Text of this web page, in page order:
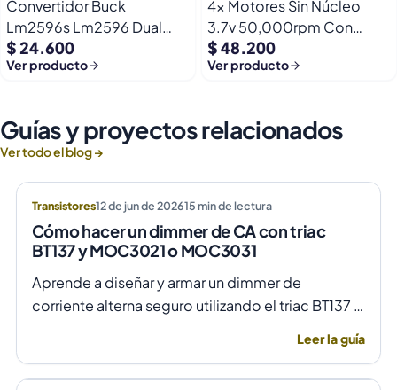
Convertidor Buck
Lm2596s Lm2596 Dual
Usb 9-36v A 5v Dc Jack
$ 24.600
Ver producto
4x Motores Sin Núcleo
3.7v 50,000rpm Con
Helices Micro Fpv
$ 48.200
Ver producto
Guías y proyectos relacionados
Ver todo el blog →
Transistores12 de jun de 202615min de lectura
Cómo hacer un dimmer de CA con triac
BT137 y MOC3021 o MOC3031
Aprende a diseñar y armar un dimmer de
corriente alterna seguro utilizando el triac BT137 y
Leer la guía